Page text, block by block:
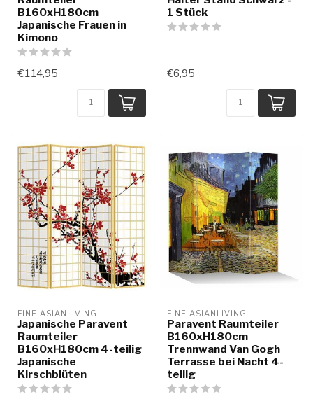
B160xH180cm
Japanische Frauen in
Kimono
€114,95
1 Stück
€6,95
FINE ASIANLIVING
Japanische Paravent
Raumteiler
B160xH180cm 4-teilig
Japanische
Kirschblüten
FINE ASIANLIVING
Paravent Raumteiler
B160xH180cm
Trennwand Van Gogh
Terrasse bei Nacht 4-
teilig